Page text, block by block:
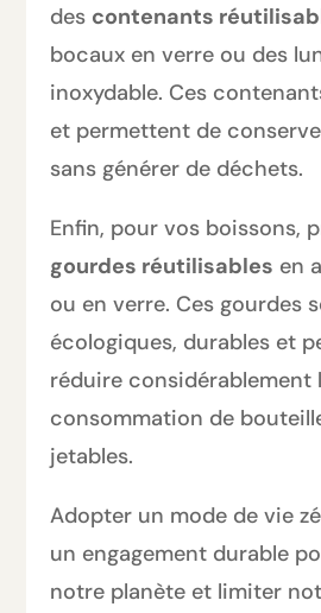
des contenants
bocaux en verre ou des
inoxydable. Ces
et permettent de
sans générer de déchets.
Enfin, pour vos boissons,
gourdes réutilisables en
ou en verre. Ces gourdes
écologiques, durables et
réduire considérablement
consommation de
jetables.
Adopter un mode de vie
un engagement durable
notre planète et limiter